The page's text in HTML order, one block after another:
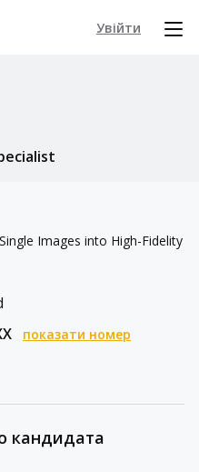
Увійти
Images into High-Fidelity
показати номер
кандидата